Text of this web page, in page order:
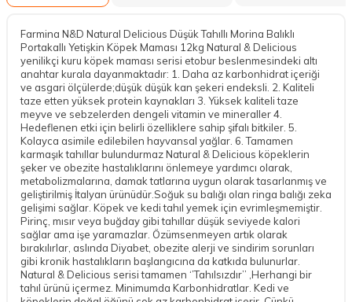
Farmina N&D Natural Delicious Düşük Tahıllı Morina Balıklı
Portakallı Yetişkin Köpek Maması 12kg Natural & Delicious
yenilikçi kuru köpek maması serisi etobur beslenmesindeki altı
anahtar kurala dayanmaktadır: 1. Daha az karbonhidrat içeriği
ve asgari ölçülerde;düşük düşük kan şekeri endeksli. 2. Kaliteli
taze etten yüksek protein kaynakları 3. Yüksek kaliteli taze
meyve ve sebzelerden dengeli vitamin ve mineraller 4.
Hedeflenen etki için belirli özelliklere sahip şifalı bitkiler. 5.
Kolayca asimile edilebilen hayvansal yağlar. 6. Tamamen
karmaşık tahıllar bulundurmaz Natural & Delicious köpeklerin
şeker ve obezite hastalıklarını önlemeye yardımcı olarak,
metabolizmalarına, damak tatlarına uygun olarak tasarlanmış ve
geliştirilmiş İtalyan ürünüdür.Soğuk su balığı olan ringa balığı zeka
gelişimi sağlar. Köpek ve kedi tahıl yemek için evrimleşmemiştir.
Pirinç, mısır veya buğday gibi tahıllar düşük seviyede kalori
sağlar ama işe yaramazlar. Özümsenmeyen artık olarak
bırakılırlar, aslında Diyabet, obezite alerji ve sindirim sorunları
gibi kronik hastalıkların başlangıcına da katkıda bulunurlar.
Natural & Delicious serisi tamamen ‘’Tahılsızdır’’ ,Herhangi bir
tahıl ürünü içermez. Minimumda Karbonhidratlar. Kedi ve